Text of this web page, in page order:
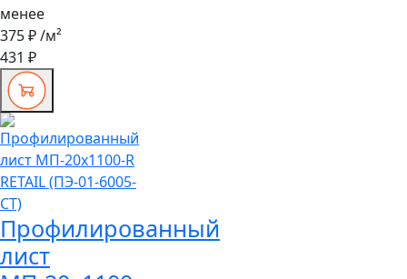
менее
375 ₽/м²
431 ₽
Профилированный
лист